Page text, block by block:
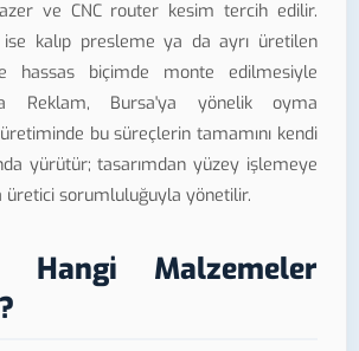
ve CNC router kesim tercih edilir.
kalıp presleme ya da ayrı üretilen
hassas biçimde monte edilmesiyle
Reklam, Bursa'ya yönelik oyma
bu süreçlerin tamamını kendi
yürütür; tasarımdan yüzey işlemeye
üretici sorumluluğuyla yönetilir.
Hangi Malzemeler